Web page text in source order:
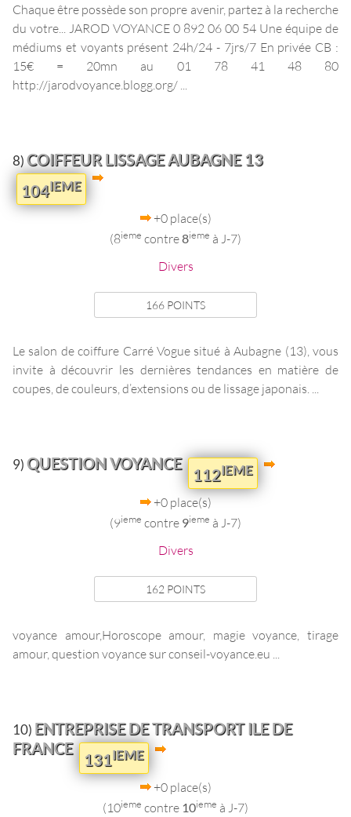
Chaque être possède son propre avenir, partez à la recherche
du votre... JAROD VOYANCE 0 892 06 00 54 Une équipe de
médiums et voyants présent 24h/24 - 7jrs/7 En privée CB :
15€ = 20mn au 01 78 41 48 80
http://jarodvoyance.blogg.org/ ...
8)COIFFEUR LISSAGE AUBAGNE 13
104IEME
+0 place(s)
(8ieme contre8ieme à J-7)
Divers
166 POINTS
Le salon de coiffure Carré Vogue situé à Aubagne (13), vous
invite à découvrir les dernières tendances en matière de
coupes, de couleurs, d’extensions ou de lissage japonais. ...
9)QUESTION VOYANCE
112IEME
+0 place(s)
(9ieme contre 9ieme à J-7)
Divers
162 POINTS
voyance amour,Horoscope amour, magie voyance, tirage
amour, question voyance sur conseil-voyance.eu ...
10) ENTREPRISE DE TRANSPORT ILE DE
FRANCE
131IEME
+0 place(s)
(10ieme contre 10ieme à J-7)